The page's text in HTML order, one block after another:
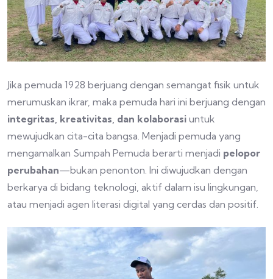
Jika pemuda 1928 berjuang dengan semangat fisik untuk
merumuskan ikrar, maka pemuda hari ini berjuang dengan
integritas, kreativitas, dan kolaborasi untuk
mewujudkan cita-cita bangsa. Menjadi pemuda yang
mengamalkan Sumpah Pemuda berarti menjadi pelopor
perubahan—bukan penonton. Ini diwujudkan dengan
berkarya di bidang teknologi, aktif dalam isu lingkungan,
atau menjadi agen literasi digital yang cerdas dan positif.